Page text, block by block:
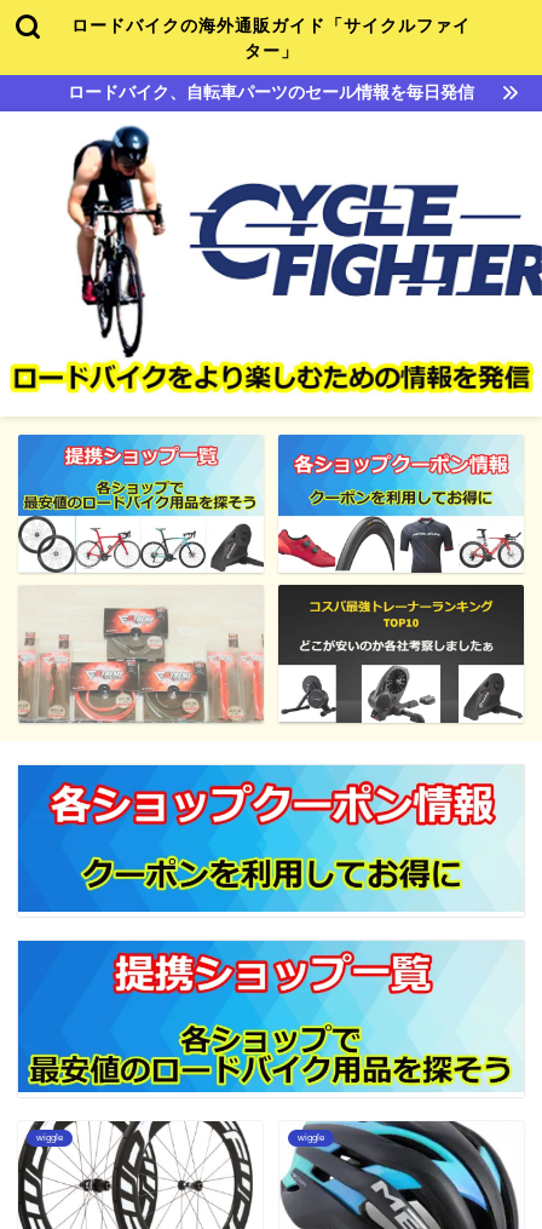
ロードバイクの海外通販ガイド「サイクルファイ
ター」
ロードバイク、自転車パーツのセール情報を毎日発信
wiggle wiggle